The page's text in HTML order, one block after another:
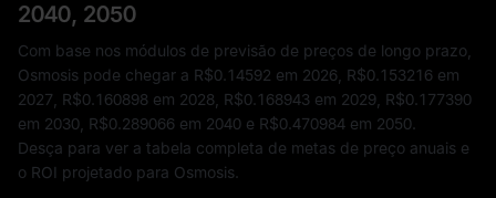
2040, 2050
Com base nos módulos de previsão de preços de longo prazo,
Osmosis pode chegar a R$0.14592 em 2026, R$0.153216 em
2027, R$0.160898 em 2028, R$0.168943 em 2029, R$0.177390
em 2030, R$0.289066 em 2040 e R$0.470984 em 2050.
Desça para ver a tabela completa de metas de preço anuais e
o ROI projetado para Osmosis.